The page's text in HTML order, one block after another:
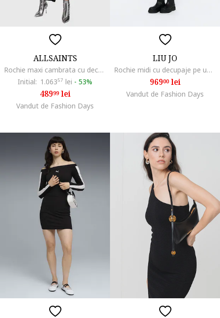
ALLSAINTS
Rochie maxi cambrata cu decolteu pe un umar, Negru
Initial: 1.06357 lei - 53%
48999lei
Vandut de Fashion Days
LIU JO
Rochie midi cu decupaje pe umeri, Negru
96900lei
Vandut de Fashion Days